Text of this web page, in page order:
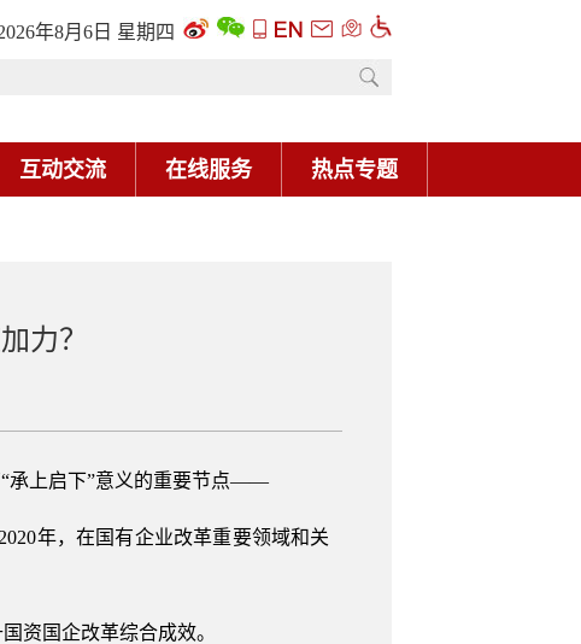
年8月6日 星期四
互动交流 在线服务 热点专题
力？
“承上启下”意义的重要节点——
年，在国有企业改革重要领域和关
资国企改革综合成效。